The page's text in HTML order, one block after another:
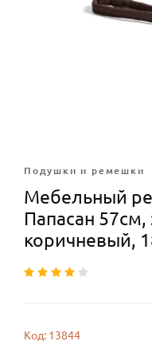
Подушки и ремешки
Мебельный
Папасан 57см,
коричневый,
Код: 13844